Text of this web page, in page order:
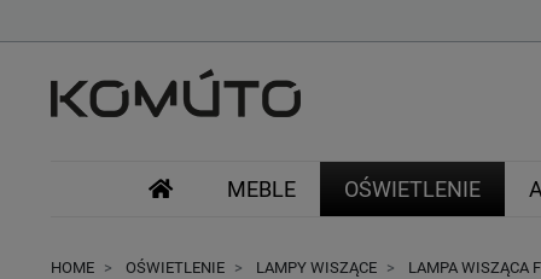
MEBLE OŚWIETLENIE
HOME OŚWIETLENIE LAMPY WISZĄCE LAMPA WISZĄCA